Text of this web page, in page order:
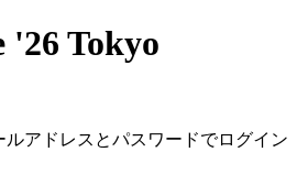
ルアドレスとパスワードでログイン